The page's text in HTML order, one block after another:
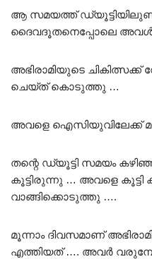
ആ സമയത്ത്
ദൈവദൂതനെപ്പോലെ
അഭിരാമിയുടെ
ചെയ്ത് കൊടുത്തു …
അവളെ ഐസിയുവിലേക്ക്
തന്റെ ഡ്യൂട്ടി സമയം
കൂട്ടിരുന്നു … അവളെ
വാങ്ങിക്കൊടുത്തു ….
മൂന്നാം ദിവസമാണ്
എത്തിയത് …. അവർ